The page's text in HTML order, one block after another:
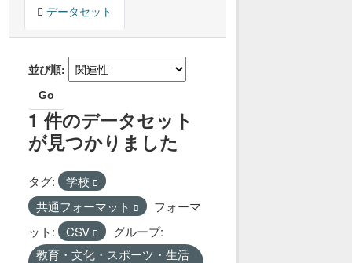
データセット
並び順
Go
1 件のデータセット
が見つかりました
タグ:
学校
共通フォーマット
フォーマ
ット:
CSV
グループ:
教育・文化・スポーツ・生活